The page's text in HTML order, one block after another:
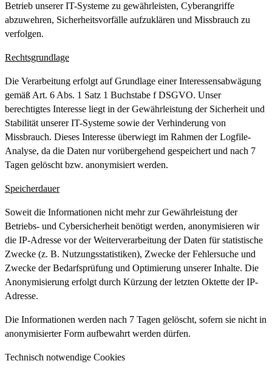
Betrieb unserer IT-Systeme zu gewährleisten, Cyberangriffe
abzuwehren, Sicherheitsvorfälle aufzuklären und Missbrauch zu
verfolgen.
Rechtsgrundlage
Die Verarbeitung erfolgt auf Grundlage einer Interessensabwägung
gemäß Art. 6 Abs. 1 Satz 1 Buchstabe f DSGVO. Unser
berechtigtes Interesse liegt in der Gewährleistung der Sicherheit und
Stabilität unserer IT-Systeme sowie der Verhinderung von
Missbrauch. Dieses Interesse überwiegt im Rahmen der Logfile-
Analyse, da die Daten nur vorübergehend gespeichert und nach 7
Tagen gelöscht bzw. anonymisiert werden.
Speicherdauer
Soweit die Informationen nicht mehr zur Gewährleistung der
Betriebs- und Cybersicherheit benötigt werden, anonymisieren wir
die IP-Adresse vor der Weiterverarbeitung der Daten für statistische
Zwecke (z. B. Nutzungsstatistiken), Zwecke der Fehlersuche und
Zwecke der Bedarfsprüfung und Optimierung unserer Inhalte. Die
Anonymisierung erfolgt durch Kürzung der letzten Oktette der IP-
Adresse.
Die Informationen werden nach 7 Tagen gelöscht, sofern sie nicht in
anonymisierter Form aufbewahrt werden dürfen.
Technisch notwendige Cookies